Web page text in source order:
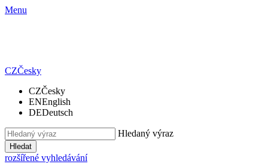
Menu
CZČesky
CZČesky
ENEnglish
DEDeutsch
Hledaný výraz
Hledat
rozšířené vyhledávání